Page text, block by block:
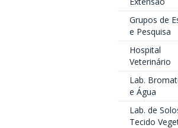
Grupos de
e Pesquisa
Hospital
Veterinário
Lab.
e Água
Lab. de
Tecido